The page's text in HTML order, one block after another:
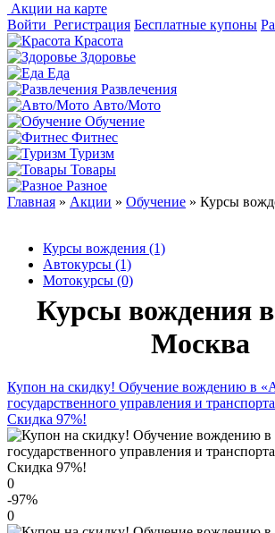
Акции на карте
Войти Регистрация Бесплатные купоны
Красота
Здоровье
Еда
Развлечения
Авто/Мото
Обучение
Фитнес
Туризм
Товары
Разное
Главная » Акции » Обучение » Курсы
Курсы вождения (1)
Автокурсы (1)
Мотокурсы (0)
Курсы вождения в
Москва
Купон на скидку! Обучение вождению в
государственного управления и
Скидка 97%!
0
-97%
0